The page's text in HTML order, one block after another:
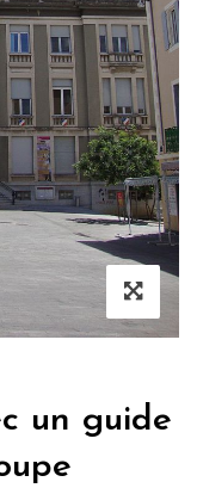
un guide